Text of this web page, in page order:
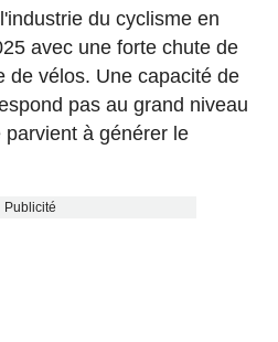
du cyclisme en
avec une forte chute de
de vélos. Une capacité de
pas au grand niveau
à générer le
Publicité